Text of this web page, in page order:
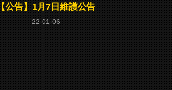
人形装扮
【公告】1月7日維護公告
22-01-06